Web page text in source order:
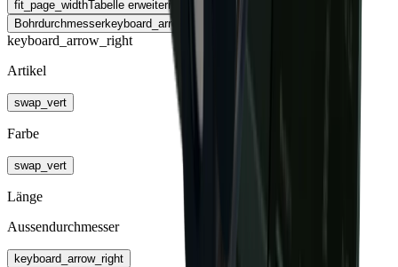
fit_page_widthTabelle erweitern
Bohrdurchmesserkeyboard_arrow_right
keyboard_arrow_right
Artikel
swap_vert
Farbe
swap_vert
Länge
Aussendurchmesser
keyboard_arrow_right